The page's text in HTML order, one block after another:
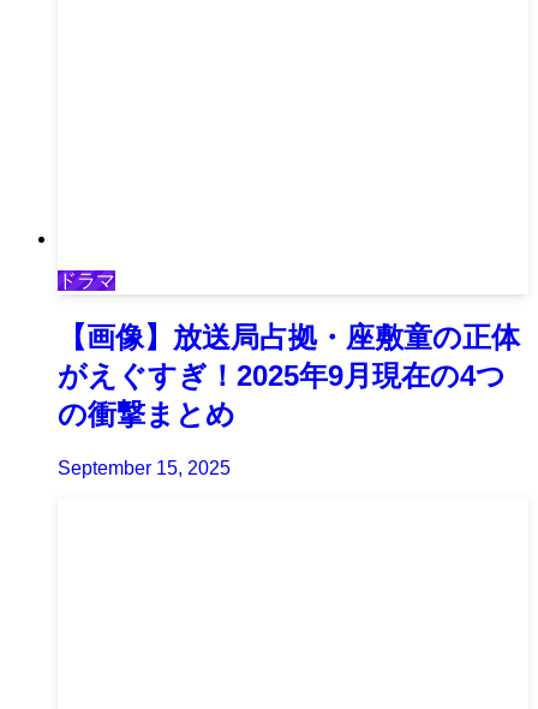
ドラマ
【画像】放送局占拠・座敷童の正体
がえぐすぎ！2025年9月現在の4つ
の衝撃まとめ
September 15, 2025